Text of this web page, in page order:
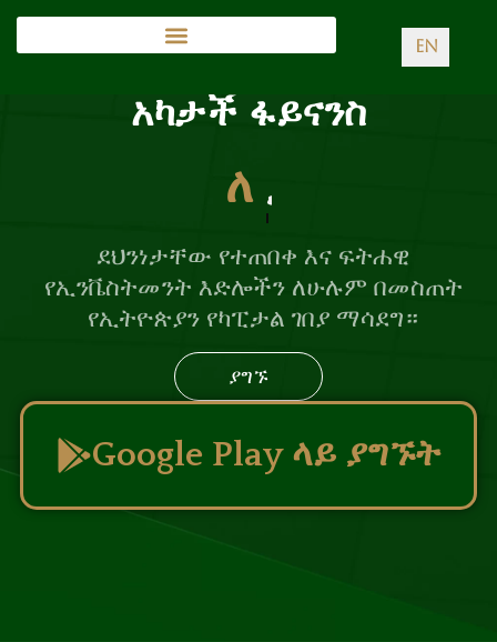
EN
አካታች ፋይናንስ
ሃብት ፈጠራ
ደህንነታቸው የተጠበቀ እና ፍትሐዊ
የኢንቬስትመንት እድሎችን ለሁሉም በመስጠት
የኢትዮጵያን የካፒታል ገበያ ማሳደግ።
ያግኙ
Google Play ላይ ያግኙት